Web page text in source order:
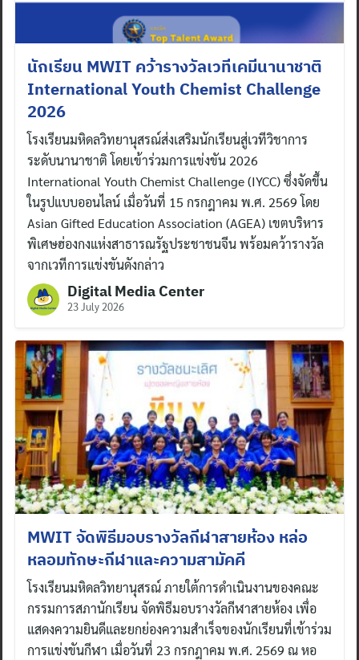
นักเรียน MWIT คว้ารางวัลเวทีเคมีนานาชาติ
International Youth Chemist Challenge
2026
โรงเรียนมหิดลวิทยานุสรณ์ส่งเสริมนักเรียนสู่เวทีวิชาการ
ระดับนานาชาติ โดยเข้าร่วมการแข่งขัน 2026
International Youth Chemist Challenge (IYCC) ซึ่งจัดขึ้น
ในรูปแบบออนไลน์ เมื่อวันที่ 15 กรกฎาคม พ.ศ. 2569 โดย
Asian Gifted Education Association (AGEA) เขตบริหาร
พิเศษฮ่องกงแห่งสาธารณรัฐประชาชนจีน พร้อมคว้ารางวัล
จากเวทีการแข่งขันดังกล่าว
Digital Media Center
23 July 2026
MWIT จัดพิธีมอบรางวัลกีฬาสายห้อง หล่อ
หลอมทักษะกีฬาและความสามัคคี
โรงเรียนมหิดลวิทยานุสรณ์ ภายใต้การดำเนินงานของคณะ
กรรมการสภานักเรียน จัดพิธีมอบรางวัลกีฬาสายห้อง เพื่อ
แสดงความยินดีและยกย่องความสำเร็จของนักเรียนที่เข้าร่วม
การแข่งขันกีฬา เมื่อวันที่ 23 กรกฎาคม พ.ศ. 2569 ณ หอ